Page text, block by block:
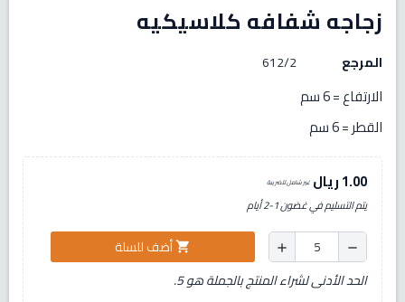
زجاجه شفافه كلاسيكيه
المرجع 612/2
الارتفاع = 6 سم
القطر = 6 سم
1.00 ريال غير شامل للضريبة
يتم التسليم في غضون 1-2 أيام
remove
add
shopping_cartأضف للسلة
الحد الأدنى لشراء المنتج بالجملة هو 5.